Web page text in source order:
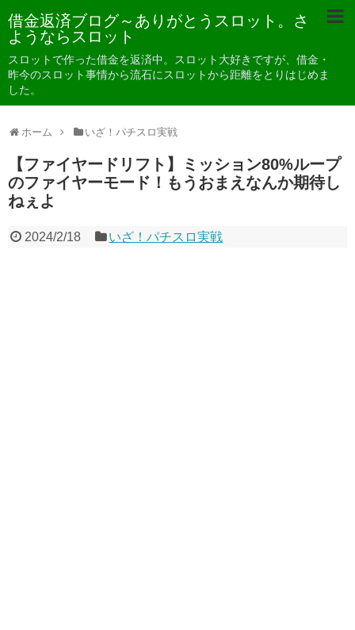
借金返済ブログ～ありがとうスロット。さ
ようならスロット
スロットで作った借金を返済中。スロット大好きですが、借金・
昨今のスロット事情から流石にスロットから距離をとりはじめま
した。
ホーム いざ！パチスロ実戦
【ファイヤードリフト】ミッション80%ループ
のファイヤーモード！もうおまえなんか期待し
ねぇよ
2024/2/18 いざ！パチスロ実戦